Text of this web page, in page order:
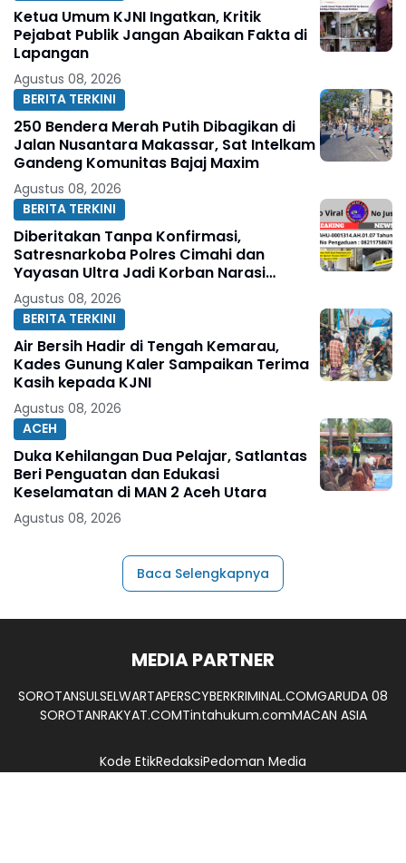
Ketua Umum KJNI Ingatkan, Kritik
Pejabat Publik Jangan Abaikan Fakta di
Lapangan
Agustus 08, 2026
BERITA TERKINI
250 Bendera Merah Putih Dibagikan di
Jalan Nusantara Makassar, Sat Intelkam
Gandeng Komunitas Bajaj Maxim
Agustus 08, 2026
BERITA TERKINI
Diberitakan Tanpa Konfirmasi,
Satresnarkoba Polres Cimahi dan
Yayasan Ultra Jadi Korban Narasi
Sepihak
Agustus 08, 2026
BERITA TERKINI
Air Bersih Hadir di Tengah Kemarau,
Kades Gunung Kaler Sampaikan Terima
Kasih kepada KJNI
Agustus 08, 2026
ACEH
Duka Kehilangan Dua Pelajar, Satlantas
Beri Penguatan dan Edukasi
Keselamatan di MAN 2 Aceh Utara
Agustus 08, 2026
Baca Selengkapnya
MEDIA PARTNER
SOROTANSULSELWARTAPERSCYBERKRIMINAL.COMGARUDA 08
SOROTANRAKYAT.COMTintahukum.comMACAN ASIA
Kode EtikRedaksiPedoman Media